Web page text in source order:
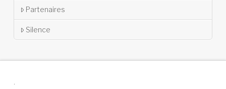
Partenaires
Silence